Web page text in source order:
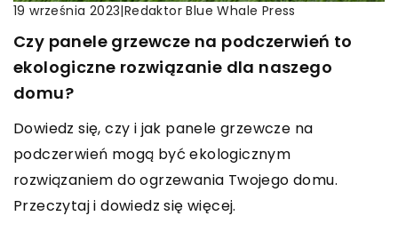
19 września 2023|Redaktor Blue Whale Press
Czy panele grzewcze na podczerwień to
ekologiczne rozwiązanie dla naszego
domu?
Dowiedz się, czy i jak panele grzewcze na
podczerwień mogą być ekologicznym
rozwiązaniem do ogrzewania Twojego domu.
Przeczytaj i dowiedz się więcej.